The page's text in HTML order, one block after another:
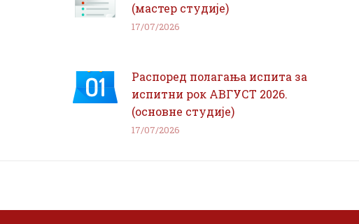
(мастер студије)
17/07/2026
Распоред полагања испита за
испитни рок АВГУСТ 2026.
(основне студије)
17/07/2026